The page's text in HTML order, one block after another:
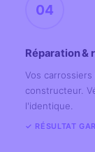
04
Réparation &
Vos
constructeur.
l'identique.
✓ RÉSULTAT